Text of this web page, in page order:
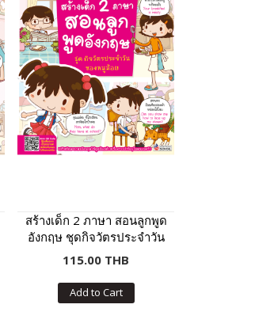
สร้างเด็ก 2 ภาษา สอนลูกพูด
อังกฤษ ชุดกิจวัตรประจำวัน
ของหนูน้อย (ฉบับปรับปรุง)
115.00 THB
Add to Cart